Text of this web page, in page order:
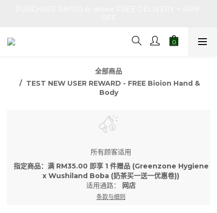
全部商品
TEST NEW USER REWARD - FREE Bioion Hand &
Body
所有顾客适用
指定商品：满 RM35.00 即享 1 件赠品 (Greenzone Hygiene
x Wushiland Boba (奶茶买一送一优惠卷))
适用通路： 网店
条款与细则